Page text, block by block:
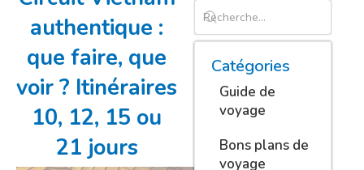
authentique :
que faire, que
voir ? Itinéraires
10, 12, 15 ou
21 jours
Catégories
Guide de
voyage
Bons plans de
voyage